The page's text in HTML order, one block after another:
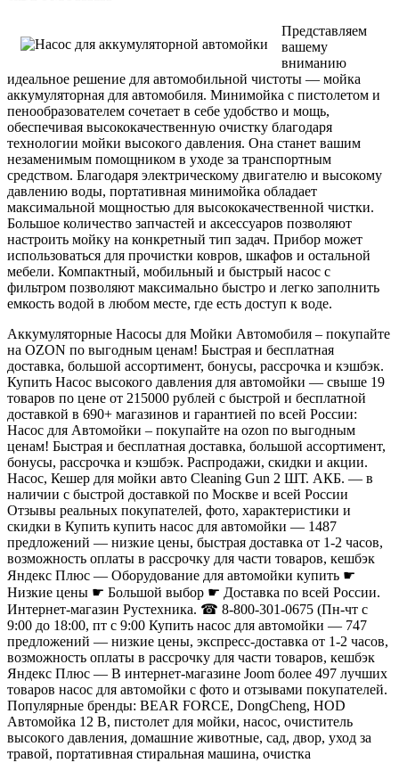
Представляем
вашему
вниманию
идеальное решение для автомобильной чистоты — мойка
аккумуляторная для автомобиля. Минимойка с пистолетом и
пенообразователем сочетает в себе удобство и мощь,
обеспечивая высококачественную очистку благодаря
технологии мойки высокого давления. Она станет вашим
незаменимым помощником в уходе за транспортным
средством. Благодаря электрическому двигателю и высокому
давлению воды, портативная минимойка обладает
максимальной мощностью для высококачественной чистки.
Большое количество запчастей и аксессуаров позволяют
настроить мойку на конкретный тип задач. Прибор может
использоваться для прочистки ковров, шкафов и остальной
мебели. Компактный, мобильный и быстрый насос с
фильтром позволяют максимально быстро и легко заполнить
емкость водой в любом месте, где есть доступ к воде.
Аккумуляторные Насосы для Мойки Автомобиля – покупайте
на OZON по выгодным ценам! Быстрая и бесплатная
доставка, большой ассортимент, бонусы, рассрочка и кэшбэк.
Купить Насос высокого давления для автомойки — свыше 19
товаров по цене от 215000 рублей с быстрой и бесплатной
доставкой в 690+ магазинов и гарантией по всей России:
Насос для Автомойки – покупайте на ozon по выгодным
ценам! Быстрая и бесплатная доставка, большой ассортимент,
бонусы, рассрочка и кэшбэк. Распродажи, скидки и акции.
Насос, Кешер для мойки авто Cleaning Gun 2 ШТ. АКБ. — в
наличии с быстрой доставкой по Москве и всей России
Отзывы реальных покупателей, фото, характеристики и
скидки в Купить купить насос для автомойки — 1487
предложений — низкие цены, быстрая доставка от 1-2 часов,
возможность оплаты в рассрочку для части товаров, кешбэк
Яндекс Плюс — Оборудование для автомойки купить ☛
Низкие цены ☛ Большой выбор ☛ Доставка по всей России.
Интернет-магазин Рустехника. ☎ 8-800-301-0675 (Пн-чт с
9:00 до 18:00, пт с 9:00 Купить насос для автомойки — 747
предложений — низкие цены, экспресс-доставка от 1-2 часов,
возможность оплаты в рассрочку для части товаров, кешбэк
Яндекс Плюс — В интернет-магазине Joom более 497 лучших
товаров насос для автомойки с фото и отзывами покупателей.
Популярные бренды: BEAR FORCE, DongCheng, HOD
Автомойка 12 В, пистолет для мойки, насос, очиститель
высокого давления, домашние животные, сад, двор, уход за
травой, портативная стиральная машина, очистка